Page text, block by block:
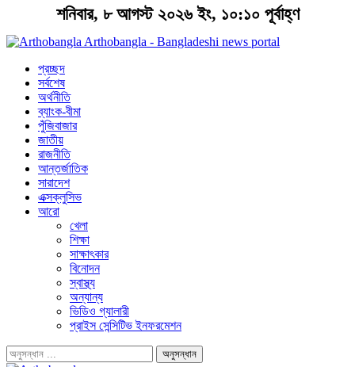
শনিবার, ৮ আগস্ট ২০২৬ ইং, ১০:১০ পূর্বাহ্ণ
Arthobangla - Bangladeshi news portal
প্রচ্ছদ
সর্বশেষ
অর্থনীতি
ব্যাংক-বীমা
পুঁজিবাজার
জাতীয়
রাজনীতি
আন্তর্জাতিক
সারাদেশ
এক্সক্লুসিভ
আরো
খেলা
শিক্ষা
সাক্ষাৎকার
বিনোদন
স্বাস্থ্য
অন্যান্য
ভিডিও গ্যালারী
প্রাইস সেন্সিটিভ ইনফরমেশন